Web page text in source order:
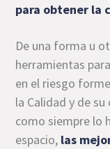
para obtener la
De una forma u
herramientas
en el riesgo
la Calidad y de
como siempre lo
espacio, las